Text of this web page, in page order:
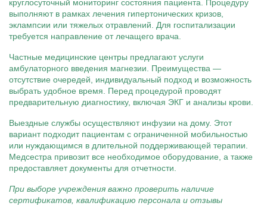
круглосуточный мониторинг состояния пациента. Процедуру
выполняют в рамках лечения гипертонических кризов,
эклампсии или тяжелых отравлений. Для госпитализации
требуется направление от лечащего врача.
Частные медицинские центры предлагают услуги
амбулаторного введения магнезии. Преимущества —
отсутствие очередей, индивидуальный подход и возможность
выбрать удобное время. Перед процедурой проводят
предварительную диагностику, включая ЭКГ и анализы крови.
Выездные службы осуществляют инфузии на дому. Этот
вариант подходит пациентам с ограниченной мобильностью
или нуждающимся в длительной поддерживающей терапии.
Медсестра привозит все необходимое оборудование, а также
предоставляет документы для отчетности.
При выборе учреждения важно проверить наличие
сертификатов, квалификацию персонала и отзывы